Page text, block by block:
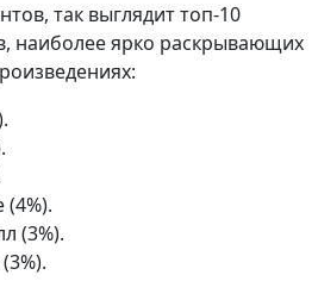
так выглядит топ-10
наиболее ярко раскрывающих
(3%).